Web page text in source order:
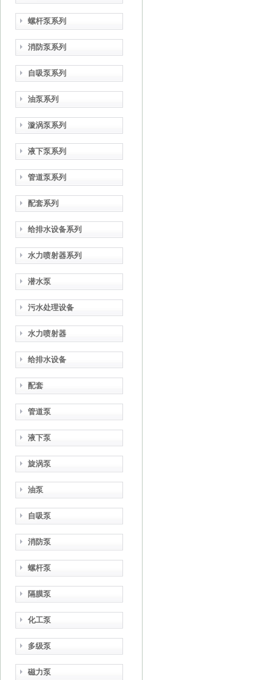
螺杆泵系列
消防泵系列
自吸泵系列
油泵系列
漩涡泵系列
液下泵系列
管道泵系列
配套系列
给排水设备系列
水力喷射器系列
潜水泵
污水处理设备
水力喷射器
给排水设备
配套
管道泵
液下泵
旋涡泵
油泵
自吸泵
消防泵
螺杆泵
隔膜泵
化工泵
多级泵
磁力泵